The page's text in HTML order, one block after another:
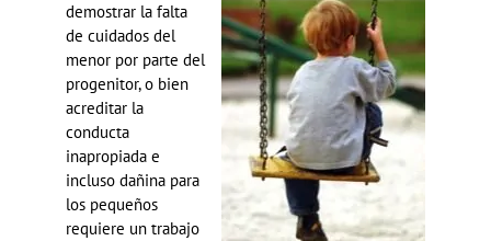
demostrar la falta
de cuidados del
menor por parte del
progenitor, o bien
acreditar la
conducta
inapropiada e
incluso dañina para
los pequeños
requiere un trabajo